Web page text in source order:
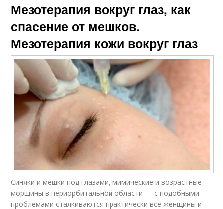
Мезотерапия вокруг глаз, как
спасение от мешков.
Мезотерапия кожи вокруг глаз
Синяки и мешки под глазами, мимические и возрастные
морщины в периорбитальной области — с подобными
проблемами сталкиваются практически все женщины и